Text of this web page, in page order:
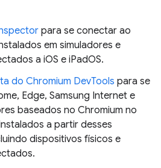
para se conectar ao
em simuladores e
a iOS e iPadOS.
do Chromium DevTools para se
Edge, Samsung Internet e
baseados no Chromium no
a partir desses
dispositivos físicos e